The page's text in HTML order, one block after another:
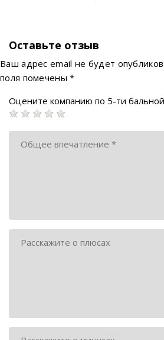
Оставьте отзыв
Ваш адрес email не будет
поля помечены*
Оцените компанию по 5-ти